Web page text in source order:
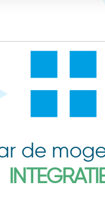
de